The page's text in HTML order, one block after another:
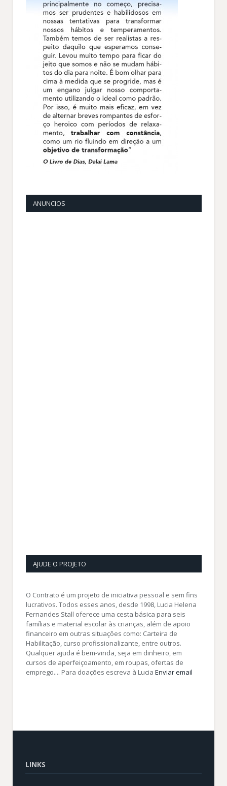
ANUNCIOS
AJUDE O PROJETO
O Contrato é um projeto de iniciativa pessoal e sem fins
lucrativos. Todos esses anos, desde 1998, Lucia Helena
Fernandes Stall oferece uma cesta básica para seis
famílias e material escolar às crianças, além de apoio
financeiro em outras situações como: Carteira de
Habilitação, curso profissionalizante, entre outros.
Qualquer ajuda é bem-vinda, seja em dinheiro, em
cursos de aperfeiçoamento, em roupas, ofertas de
emprego.... Para doações escreva à Lucia Enviar email
LINKS